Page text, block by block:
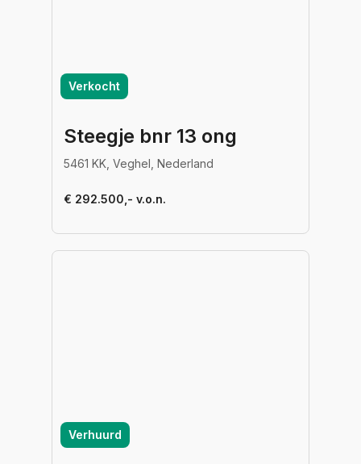
Verkocht
Steegje bnr 13 ong
5461 KK, Veghel, Nederland
€ 292.500,- v.o.n.
Verhuurd